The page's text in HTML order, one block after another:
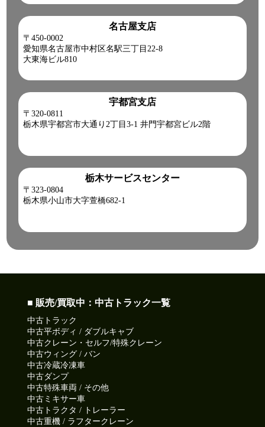
名古屋支店
〒450-0002
愛知県名古屋市中村区名駅三丁目22-8
大東海ビル810
宇都宮支店
〒320-0811
栃木県宇都宮市大通り2丁目3-1 井門宇都宮ビル2階
栃木サービスセンター
〒323-0804
栃木県小山市大字萱橋682-1
■ 販売/買取中：中古トラック一覧
中古トラック
中古平ボディ / ダブルキャブ
中古クレーン・セルフ/特殊クレーン
中古ウィング / バン
中古冷蔵冷凍車
中古ダンプ
中古特殊車両 / その他
中古ミキサー車
中古トラクタ / トレーラー
中古重機 / ラフタークレーン